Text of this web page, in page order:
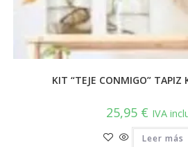
KIT “TEJE CONMIGO” TAPIZ
25,95 € IVA
Leer más